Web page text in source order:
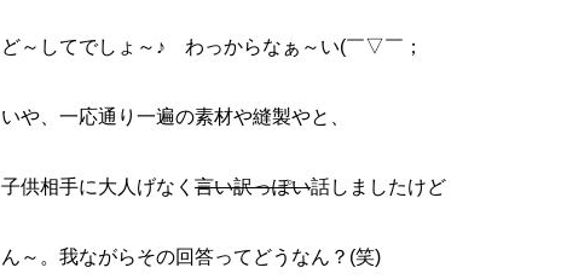
ど～してでしょ～♪ わっからなぁ～い(￣▽￣；
いや、一応通り一遍の素材や縫製やと、
子供相手に大人げなく 言い訳っぽい話しましたけど
ん～。我ながらその回答ってどうなん？(笑)